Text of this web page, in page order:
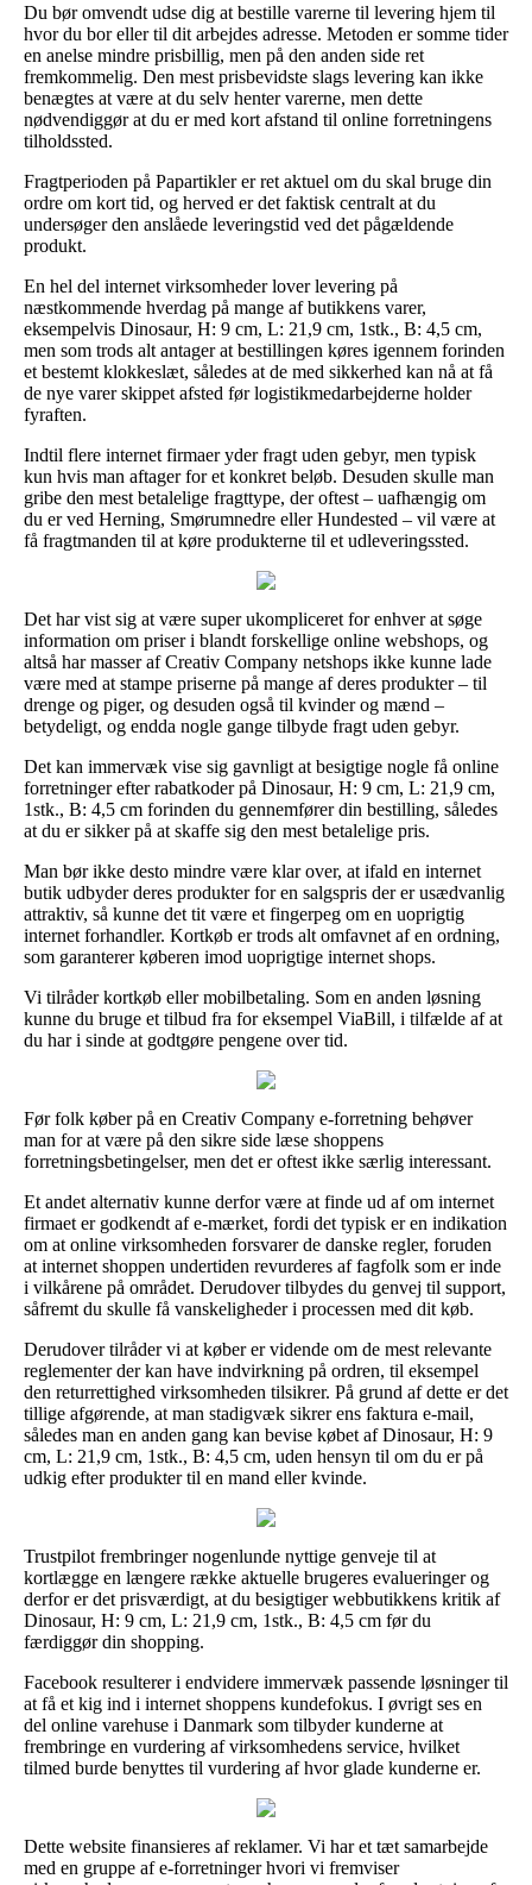
Du bør omvendt udse dig at bestille varerne til levering hjem til
hvor du bor eller til dit arbejdes adresse. Metoden er somme tider
en anelse mindre prisbillig, men på den anden side ret
fremkommelig. Den mest prisbevidste slags levering kan ikke
benægtes at være at du selv henter varerne, men dette
nødvendiggør at du er med kort afstand til online forretningens
tilholdssted.
Fragtperioden på Papartikler er ret aktuel om du skal bruge din
ordre om kort tid, og herved er det faktisk centralt at du
undersøger den anslåede leveringstid ved det pågældende
produkt.
En hel del internet virksomheder lover levering på
næstkommende hverdag på mange af butikkens varer,
eksempelvis Dinosaur, H: 9 cm, L: 21,9 cm, 1stk., B: 4,5 cm,
men som trods alt antager at bestillingen køres igennem forinden
et bestemt klokkeslæt, således at de med sikkerhed kan nå at få
de nye varer skippet afsted før logistikmedarbejderne holder
fyraften.
Indtil flere internet firmaer yder fragt uden gebyr, men typisk
kun hvis man aftager for et konkret beløb. Desuden skulle man
gribe den mest betalelige fragttype, der oftest – uafhængig om
du er ved Herning, Smørumnedre eller Hundested – vil være at
få fragtmanden til at køre produkterne til et udleveringssted.
Det har vist sig at være super ukompliceret for enhver at søge
information om priser i blandt forskellige online webshops, og
altså har masser af Creativ Company netshops ikke kunne lade
være med at stampe priserne på mange af deres produkter – til
drenge og piger, og desuden også til kvinder og mænd –
betydeligt, og endda nogle gange tilbyde fragt uden gebyr.
Det kan immervæk vise sig gavnligt at besigtige nogle få online
forretninger efter rabatkoder på Dinosaur, H: 9 cm, L: 21,9 cm,
1stk., B: 4,5 cm forinden du gennemfører din bestilling, således
at du er sikker på at skaffe sig den mest betalelige pris.
Man bør ikke desto mindre være klar over, at ifald en internet
butik udbyder deres produkter for en salgspris der er usædvanlig
attraktiv, så kunne det tit være et fingerpeg om en uoprigtig
internet forhandler. Kortkøb er trods alt omfavnet af en ordning,
som garanterer køberen imod uoprigtige internet shops.
Vi tilråder kortkøb eller mobilbetaling. Som en anden løsning
kunne du bruge et tilbud fra for eksempel ViaBill, i tilfælde af at
du har i sinde at godtgøre pengene over tid.
Før folk køber på en Creativ Company e-forretning behøver
man for at være på den sikre side læse shoppens
forretningsbetingelser, men det er oftest ikke særlig interessant.
Et andet alternativ kunne derfor være at finde ud af om internet
firmaet er godkendt af e-mærket, fordi det typisk er en indikation
om at online virksomheden forsvarer de danske regler, foruden
at internet shoppen undertiden revurderes af fagfolk som er inde
i vilkårene på området. Derudover tilbydes du genvej til support,
såfremt du skulle få vanskeligheder i processen med dit køb.
Derudover tilråder vi at køber er vidende om de mest relevante
reglementer der kan have indvirkning på ordren, til eksempel
den returrettighed virksomheden tilsikrer. På grund af dette er det
tillige afgørende, at man stadigvæk sikrer ens faktura e-mail,
således man en anden gang kan bevise købet af Dinosaur, H: 9
cm, L: 21,9 cm, 1stk., B: 4,5 cm, uden hensyn til om du er på
udkig efter produkter til en mand eller kvinde.
Trustpilot frembringer nogenlunde nyttige genveje til at
kortlægge en længere række aktuelle brugeres evalueringer og
derfor er det prisværdigt, at du besigtiger webbutikkens kritik af
Dinosaur, H: 9 cm, L: 21,9 cm, 1stk., B: 4,5 cm før du
færdiggør din shopping.
Facebook resulterer i endvidere immervæk passende løsninger til
at få et kig ind i internet shoppens kundefokus. I øvrigt ses en
del online varehuse i Danmark som tilbyder kunderne at
frembringe en vurdering af virksomhedens service, hvilket
tilmed burde benyttes til vurdering af hvor glade kunderne er.
Dette website finansieres af reklamer. Vi har et tæt samarbejde
med en gruppe af e-forretninger hvori vi fremviser